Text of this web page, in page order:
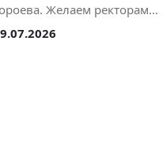
Желаем ректорам…